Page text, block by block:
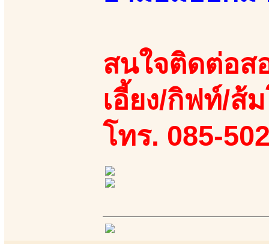
สนใจติดต่อส
เอี้ยง/กิฟท์/ส้
โทร. 085-